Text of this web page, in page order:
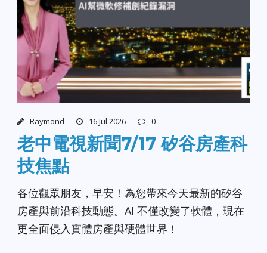
Raymond 16 Jul 2026 0
老中電視新聞7/17 矽谷房產科
技焦點
各位觀眾朋友，早安！為您帶來今天最新的矽谷
房產與前沿科技動態。AI 不僅改變了軟體，現在
更全面侵入實體房產與硬體世界！